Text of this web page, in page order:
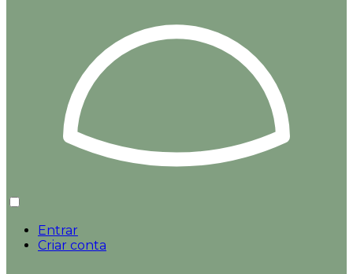
Entrar
Criar conta